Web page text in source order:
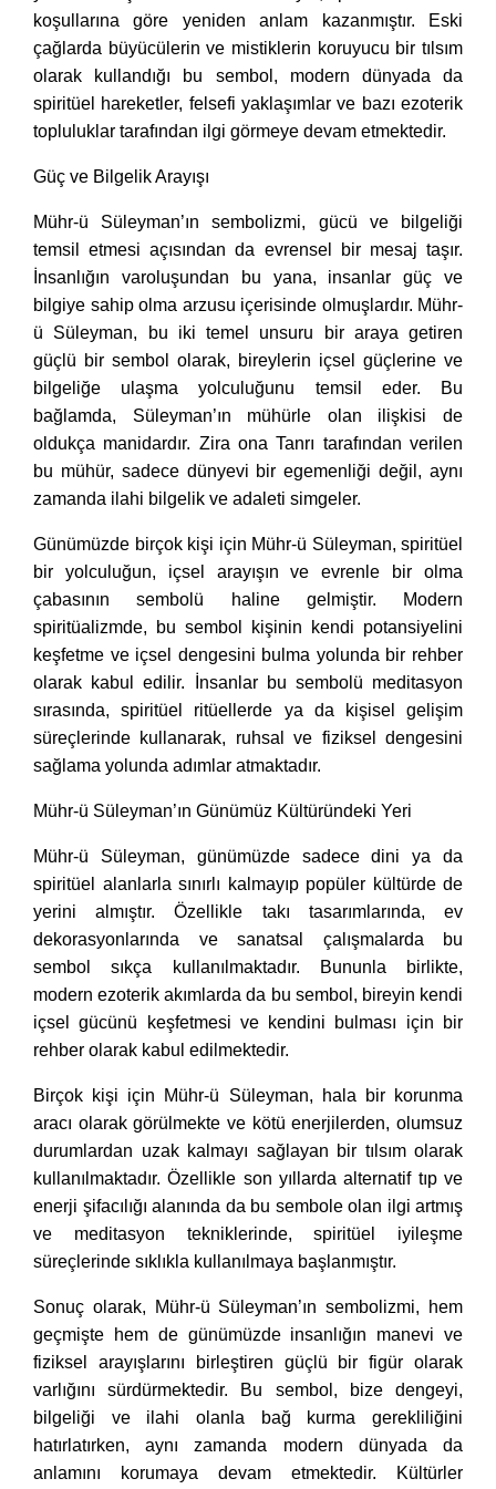
koşullarına göre yeniden anlam kazanmıştır. Eski
çağlarda büyücülerin ve mistiklerin koruyucu bir tılsım
olarak kullandığı bu sembol, modern dünyada da
spiritüel hareketler, felsefi yaklaşımlar ve bazı ezoterik
topluluklar tarafından ilgi görmeye devam etmektedir.
Güç ve Bilgelik Arayışı
Mühr-ü Süleyman’ın sembolizmi, gücü ve bilgeliği
temsil etmesi açısından da evrensel bir mesaj taşır.
İnsanlığın varoluşundan bu yana, insanlar güç ve
bilgiye sahip olma arzusu içerisinde olmuşlardır. Mühr-
ü Süleyman, bu iki temel unsuru bir araya getiren
güçlü bir sembol olarak, bireylerin içsel güçlerine ve
bilgeliğe ulaşma yolculuğunu temsil eder. Bu
bağlamda, Süleyman’ın mühürle olan ilişkisi de
oldukça manidardır. Zira ona Tanrı tarafından verilen
bu mühür, sadece dünyevi bir egemenliği değil, aynı
zamanda ilahi bilgelik ve adaleti simgeler.
Günümüzde birçok kişi için Mühr-ü Süleyman, spiritüel
bir yolculuğun, içsel arayışın ve evrenle bir olma
çabasının sembolü haline gelmiştir. Modern
spiritüalizmde, bu sembol kişinin kendi potansiyelini
keşfetme ve içsel dengesini bulma yolunda bir rehber
olarak kabul edilir. İnsanlar bu sembolü meditasyon
sırasında, spiritüel ritüellerde ya da kişisel gelişim
süreçlerinde kullanarak, ruhsal ve fiziksel dengesini
sağlama yolunda adımlar atmaktadır.
Mühr-ü Süleyman’ın Günümüz Kültüründeki Yeri
Mühr-ü Süleyman, günümüzde sadece dini ya da
spiritüel alanlarla sınırlı kalmayıp popüler kültürde de
yerini almıştır. Özellikle takı tasarımlarında, ev
dekorasyonlarında ve sanatsal çalışmalarda bu
sembol sıkça kullanılmaktadır. Bununla birlikte,
modern ezoterik akımlarda da bu sembol, bireyin kendi
içsel gücünü keşfetmesi ve kendini bulması için bir
rehber olarak kabul edilmektedir.
Birçok kişi için Mühr-ü Süleyman, hala bir korunma
aracı olarak görülmekte ve kötü enerjilerden, olumsuz
durumlardan uzak kalmayı sağlayan bir tılsım olarak
kullanılmaktadır. Özellikle son yıllarda alternatif tıp ve
enerji şifacılığı alanında da bu sembole olan ilgi artmış
ve meditasyon tekniklerinde, spiritüel iyileşme
süreçlerinde sıklıkla kullanılmaya başlanmıştır.
Sonuç olarak, Mühr-ü Süleyman’ın sembolizmi, hem
geçmişte hem de günümüzde insanlığın manevi ve
fiziksel arayışlarını birleştiren güçlü bir figür olarak
varlığını sürdürmektedir. Bu sembol, bize dengeyi,
bilgeliği ve ilahi olanla bağ kurma gerekliliğini
hatırlatırken, aynı zamanda modern dünyada da
anlamını korumaya devam etmektedir. Kültürler